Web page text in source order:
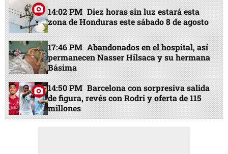
14:02 PM Diez horas sin luz estará esta
zona de Honduras este sábado 8 de agosto
17:46 PM Abandonados en el hospital, así
permanecen Nasser Hilsaca y su hermana
Básima
14:50 PM Barcelona con sorpresiva salida
de figura, revés con Rodri y oferta de 115
millones